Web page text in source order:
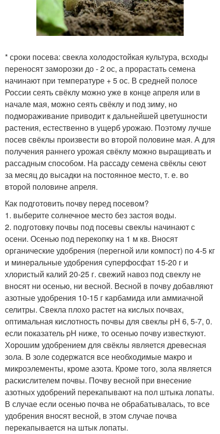
* сроки посева: свекла холодостойкая культура, всходы
переносят заморозки до - 2 ос, а прорастать семена
начинают при температуре + 5 ос. В средней полосе
России сеять свёклу можно уже в конце апреля или в
начале мая, можно сеять свёклу и под зиму, но
подмораживание приводит к дальнейшей цветушности
растения, естественно в ущерб урожаю. Поэтому лучше
посев свёклы произвести во второй половине мая. А для
получения раннего урожая свёклу можно выращивать и
рассадным способом. На рассаду семена свёклы сеют
за месяц до высадки на постоянное место, т. е. во
второй половине апреля.
Как подготовить почву перед посевом?
1. выберите солнечное место без застоя воды.
2. подготовку почвы под посевы свеклы начинают с
осени. Осенью под перекопку на 1 м кв. Вносят
органические удобрения (перегной или компост) по 4-5 кг
и минеральные удобрения суперфосфат 15-20 г и
хлористый калий 20-25 г. свежий навоз под свеклу не
вносят ни осенью, ни весной. Весной в почву добавляют
азотные удобрения 10-15 г карбамида или аммиачной
селитры. Свекла плохо растет на кислых почвах,
оптимальная кислотность почвы для свеклы pH 6, 5-7, 0.
если показатель pH ниже, то осенью почву известкуют.
Хорошим удобрением для свёклы является древесная
зола. В золе содержатся все необходимые макро и
микроэлементы, кроме азота. Кроме того, зола является
раскислителем почвы. Почву весной при внесение
азотных удобрений перекапывают на пол штыка лопаты.
В случае если осенью почва не обрабатывалась, то все
удобрения вносят весной, в этом случае почва
перекапывается на штык лопаты.